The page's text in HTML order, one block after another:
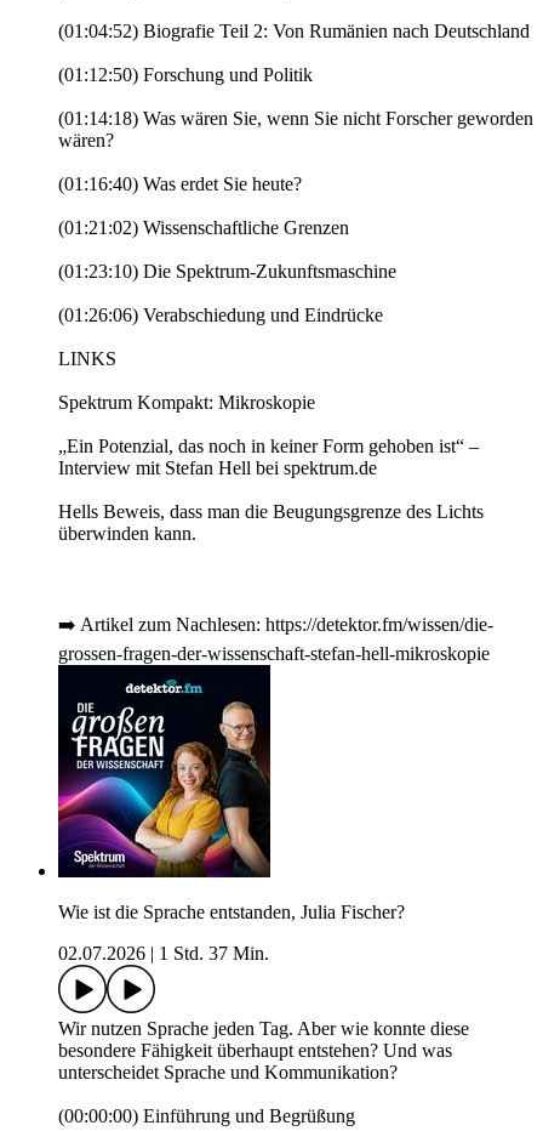
(01:04:52) Biografie Teil 2: Von Rumänien nach Deutschland
(01:12:50) Forschung und Politik
(01:14:18) Was wären Sie, wenn Sie nicht Forscher geworden
wären?
(01:16:40) Was erdet Sie heute?
(01:21:02) Wissenschaftliche Grenzen
(01:23:10) Die Spektrum-Zukunftsmaschine
(01:26:06) Verabschiedung und Eindrücke
LINKS
Spektrum Kompakt: Mikroskopie
„Ein Potenzial, das noch in keiner Form gehoben ist“ –
Interview mit Stefan Hell bei spektrum.de
Hells Beweis, dass man die Beugungsgrenze des Lichts
überwinden kann.
➡️ Artikel zum Nachlesen: https://detektor.fm/wissen/die-
grossen-fragen-der-wissenschaft-stefan-hell-mikroskopie
Wie ist die Sprache entstanden, Julia Fischer?
02.07.2026
1 Std. 37 Min.
Wir nutzen Sprache jeden Tag. Aber wie konnte diese
besondere Fähigkeit überhaupt entstehen? Und was
unterscheidet Sprache und Kommunikation?
(00:00:00) Einführung und Begrüßung